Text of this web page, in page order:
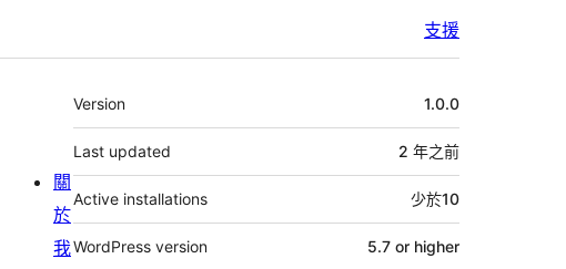
支援
其
它
Version 1.0.0
Last updated 2 年之前
Active installations 少於10
WordPress version 5.7 or higher
關
於
我